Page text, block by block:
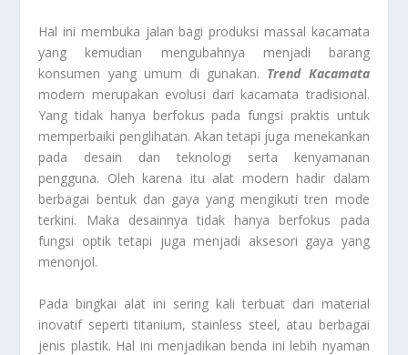
Hal ini membuka jalan bagi produksi massal kacamata
yang kemudian mengubahnya menjadi barang
konsumen yang umum di gunakan. Trend Kacamata
modern merupakan evolusi dari kacamata tradisional.
Yang tidak hanya berfokus pada fungsi praktis untuk
memperbaiki penglihatan. Akan tetapi juga menekankan
pada desain dan teknologi serta kenyamanan
pengguna. Oleh karena itu alat modern hadir dalam
berbagai bentuk dan gaya yang mengikuti tren mode
terkini. Maka desainnya tidak hanya berfokus pada
fungsi optik tetapi juga menjadi aksesori gaya yang
menonjol.
Pada bingkai alat ini sering kali terbuat dari material
inovatif seperti titanium, stainless steel, atau berbagai
jenis plastik. Hal ini menjadikan benda ini lebih nyaman